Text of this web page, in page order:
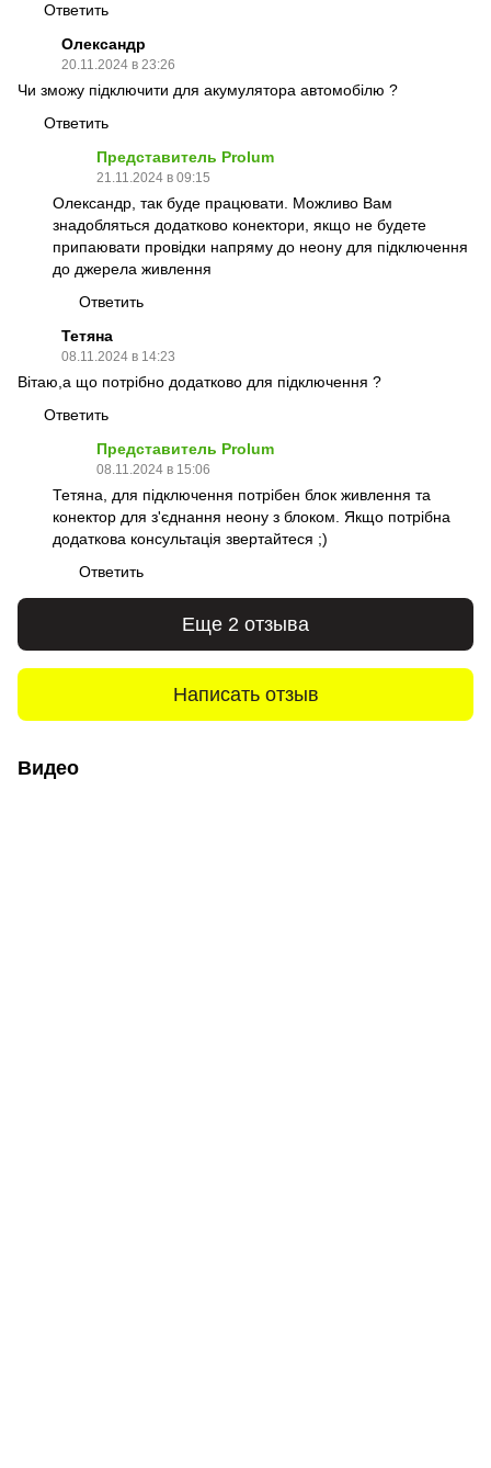
Ответить
Олександр
20.11.2024 в 23:26
Чи зможу підключити для акумулятора автомобілю ?
Ответить
Представитель Prolum
21.11.2024 в 09:15
Олександр, так буде працювати. Можливо Вам
знадобляться додатково конектори, якщо не будете
припаювати провідки напряму до неону для підключення
до джерела живлення
Ответить
Тетяна
08.11.2024 в 14:23
Вітаю,а що потрібно додатково для підключення ?
Ответить
Представитель Prolum
08.11.2024 в 15:06
Тетяна, для підключення потрібен блок живлення та
конектор для з'єднання неону з блоком. Якщо потрібна
додаткова консультація звертайтеся ;)
Ответить
Еще 2 отзыва
Написать отзыв
Видео